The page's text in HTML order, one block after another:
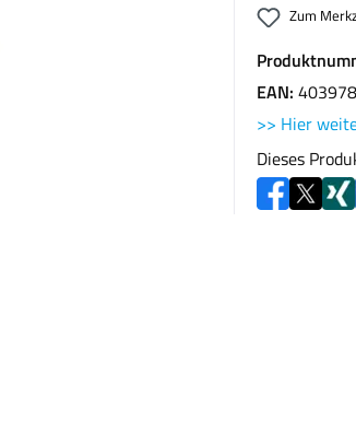
Zum
EAN:
>> Hier
Dieses